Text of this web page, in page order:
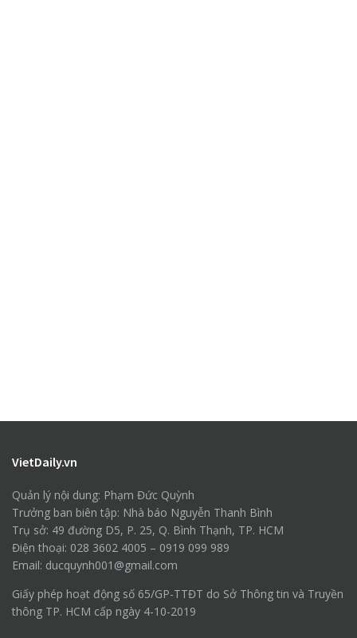
VietDaily.vn
Quản lý nội dung: Phạm Đức Quỳnh
Trưởng ban biên tập: Nhà báo Nguyễn Thanh Bình
Trụ sở: 49 đường D5, P. 25, Q. Bình Thạnh, TP. HCM
Điện thoại: 028 3602 4005 – 0919 099 989
Email: ducquynh001@gmail.com
Giấy phép hoạt động số 65/GP-TTĐT do Sở Thông tin và Truyền
thông TP. HCM cấp ngày 4-10-2019